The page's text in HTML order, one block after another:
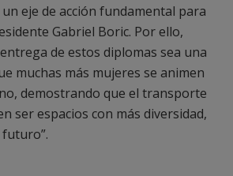
eje de acción fundamental para
Gabriel Boric. Por ello,
de estos diplomas sea una
muchas más mujeres se animen
demostrando que el transporte
ser espacios con más diversidad,